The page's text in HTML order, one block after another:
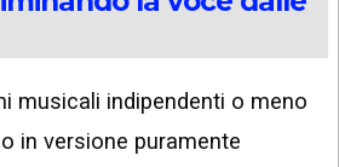
musicali indipendenti o meno
in versione puramente